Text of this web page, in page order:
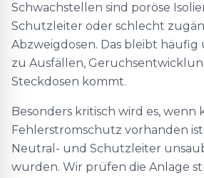
Schwachstellen sind poröse
Schutzleiter oder schlecht
Abzweigdosen. Das bleibt häufig
zu Ausfällen,
Steckdosen kommt.
Besonders kritisch wird es, wenn
Fehlerstromschutz vorhanden
Neutral- und Schutzleiter
wurden. Wir prüfen die Anlage